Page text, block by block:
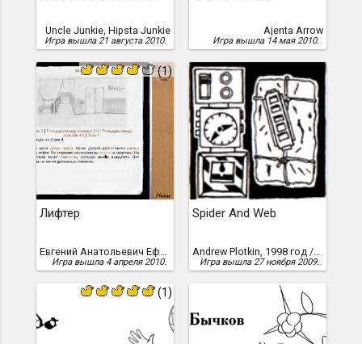
Uncle Junkie, Hipsta Junkie
Игра вышла 21 августа 2010.
Ajenta Arrow
Игра вышла 14 мая 2010.
(1)
Лифтер
Евгений Анатольевич Ефремов, Евгений Ефремов aka jhekasoft
Игра вышла 4 апреля 2010.
Spider And Web
Andrew Plotkin, 1998 год /перевод Всеволода Зубарева, 2009 г./, Spider and Web" Zer
Игра вышла 27 ноября 2009.
(1)